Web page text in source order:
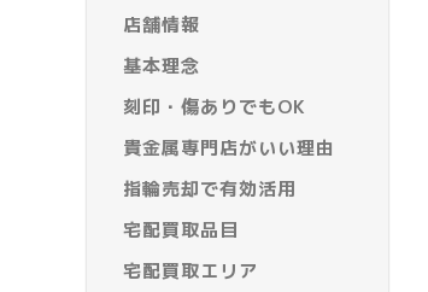
店舗情報
基本理念
刻印・傷ありでもOK
貴金属専門店がいい理由
指輪売却で有効活用
宅配買取品目
宅配買取エリア